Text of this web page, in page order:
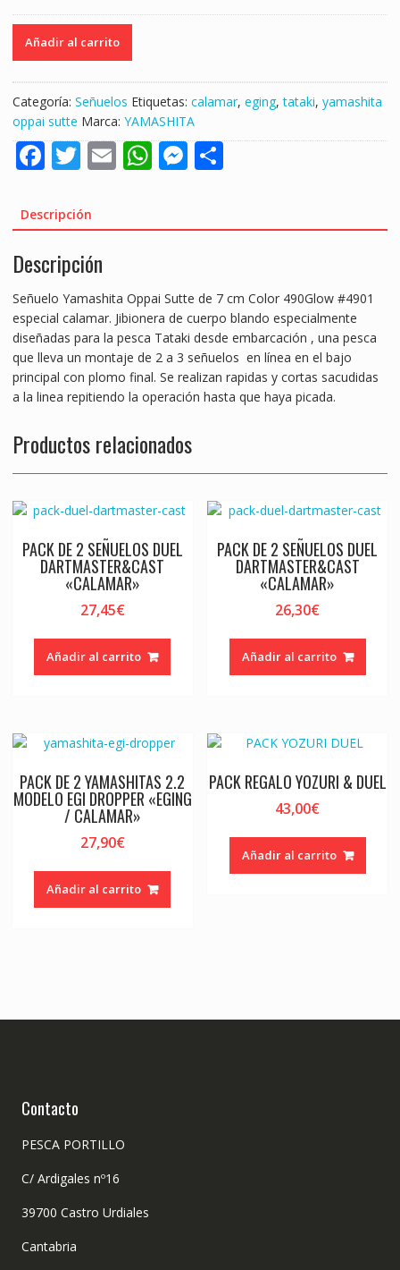
490GLOW
#4901
"PESCA
TATAKI
cantidad
Añadir al carrito
Categoría: Señuelos Etiquetas: calamar, eging,tataki, yamashita
oppai sutte Marca: YAMASHITA
F
e
b
o
o
k
T
itt
er
E
l
W
s
p
p
M
e
g
er
S
e
Descripción
Descripción
Señuelo Yamashita Oppai Sutte de 7 cm Color 490Glow #4901
especial calamar. Jibionera de cuerpo blando especialmente
diseñadas para la pesca Tataki desde embarcación , una pesca
que lleva un montaje de 2 a 3 señuelos en línea en el bajo
principal con plomo final. Se realizan rapidas y cortas sacudidas
a la linea repitiendo la operación hasta que haya picada.
Productos relacionados
PACK DE 2 SEÑUELOS DUEL
DARTMASTER&CAST
«CALAMAR»
27,45€
Añadir al carrito
PACK DE 2 SEÑUELOS DUEL
DARTMASTER&CAST
«CALAMAR»
26,30€
Añadir al carrito
PACK DE 2 YAMASHITAS 2.2
MODELO EGI DROPPER «EGING
/ CALAMAR»
27,90€
Añadir al carrito
PACK REGALO YOZURI & DUEL
43,00€
Añadir al carrito
Contacto
PESCA PORTILLO
C/ Ardigales nº16
39700 Castro Urdiales
Cantabria